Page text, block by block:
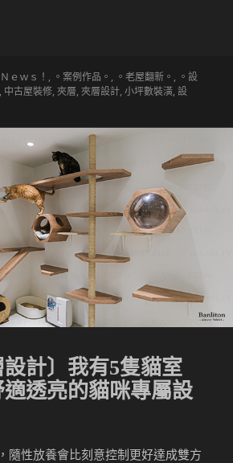
設計〕誰能想到挑高小坪數也能內藏壯麗
Ｎｅｗｓ！ , 。案例作品。 , 。老屋翻新。 , 。設
, 中古屋裝修,夾層,夾層設計,小坪數裝潢,設
高夾層設計〕誰能想到挑高小坪數也能內藏壯麗天海
設計〕我有5隻貓室
透亮的貓咪專屬設
隨性放養會比刻意控制更好達成雙方